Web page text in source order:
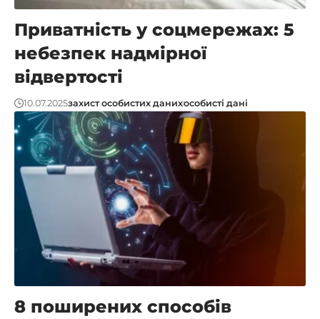
Приватність у соцмережах: 5
небезпек надмірної
відвертості
10.07.2025захист особистих данихособисті дані
8 поширених способів